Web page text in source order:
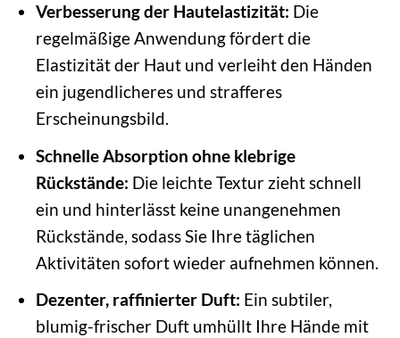
Verbesserung der Hautelastizität: Die
regelmäßige Anwendung fördert die
Elastizität der Haut und verleiht den Händen
ein jugendlicheres und strafferes
Erscheinungsbild.
Schnelle Absorption ohne klebrige
Rückstände: Die leichte Textur zieht schnell
ein und hinterlässt keine unangenehmen
Rückstände, sodass Sie Ihre täglichen
Aktivitäten sofort wieder aufnehmen können.
Dezenter, raffinierter Duft: Ein subtiler,
blumig-frischer Duft umhüllt Ihre Hände mit